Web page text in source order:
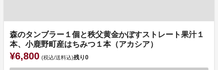
森のタンブラー１個と秩父黄金かぼすストレート果汁１
本、小鹿野町産はちみつ１本（アカシア）
¥6,800 (税込/送料込)残り0